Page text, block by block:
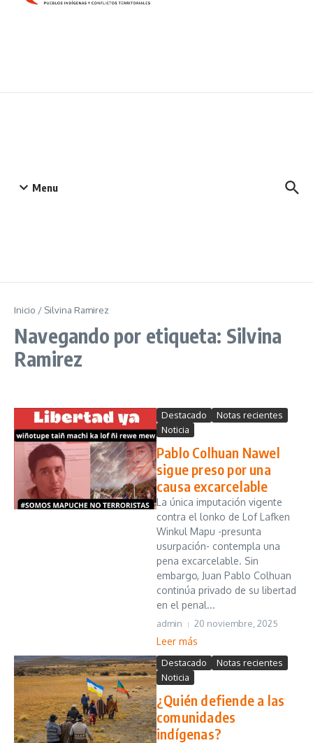
Menu
Inicio / Silvina Ramirez
Navegando por etiqueta: Silvina
Ramirez
Destacado
Notas recientes
Noticia
Pablo Colhuan Nawel
sigue preso por una
causa excarcelable
La única imputación vigente
contra el lonko de Lof Lafken
Winkul Mapu -presunta
usurpación- contempla una
pena excarcelable. Sin
embargo, Juan Pablo Colhuan
continúa privado de su libertad
en el penal...
admin 20 noviembre, 2025
Leer más
Destacado
Notas recientes
Noticia
¿Quién defiende a las
comunidades
indígenas?